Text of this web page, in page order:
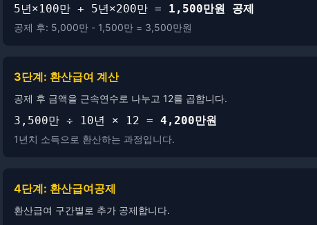
5년×100만 + 5년×200만 = 1,500만원 공제
공제 후: 5,000만 - 1,500만 = 3,500만원
3단계: 환산급여 계산
공제 후 금액을 근속연수로 나누고 12를 곱합니다.
3,500만 ÷ 10년 × 12 = 4,200만원
1년치 소득으로 환산하는 과정입니다.
4단계: 환산급여공제
환산급여 구간별로 추가 공제합니다.